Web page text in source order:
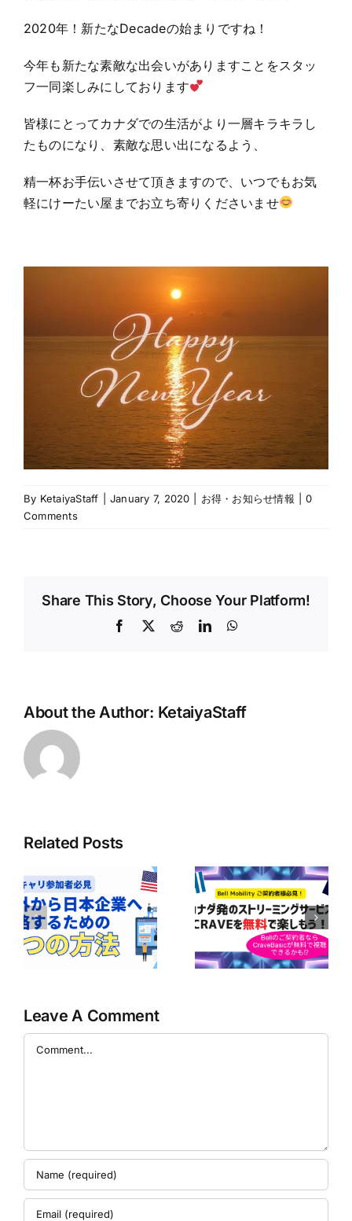
2020年！新たなDecadeの始まりですね！
今年も新たな素敵な出会いがありますことをスタッ
フ一同楽しみにしております
皆様にとってカナダでの生活がより一層キラキラし
たものになり、素敵な思い出になるよう、
精一杯お手伝いさせて頂きますので、いつでもお気
軽にけーたい屋までお立ち寄りくださいませ
By KetaiyaStaff January 7, 2020 お得・お知らせ情報
0
Comments
Share This Story, Choose Your Platform!
Facebook
X RedditLinkedIn
About the Author: KetaiyaStaff
Related Posts
Bell Mobilityユ
ーザー必見！
CraveのBasicプ
ランが無料で楽
しめるかも！？
【Bell契約者は1
年間無料！】
Perplexity Pro
AIの利用ガイド
Leave A Comment
Comment